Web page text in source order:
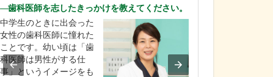
歯科医師を志したきっかけを教えてください。
中学生のときに出会った
女性の歯科医師に憧れた
ことです。幼い頃は「歯
科医師は男性がする仕
事」というイメージをも